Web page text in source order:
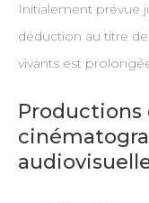
Initialement prévue
déduction au titre de
vivants est
Productions